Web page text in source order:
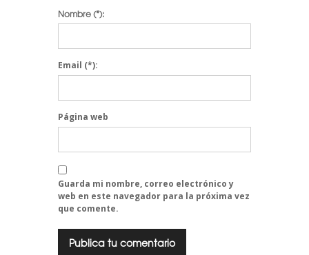
Nombre(*):
Email (*):
Página web
Guarda mi nombre, correo electrónico y
web en este navegador para la próxima vez
que comente.